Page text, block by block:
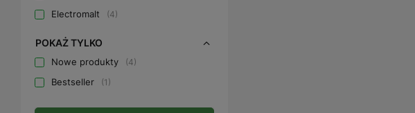
Electromalt 4
POKAŻ TYLKO
Nowe produkty 4
Bestseller 1